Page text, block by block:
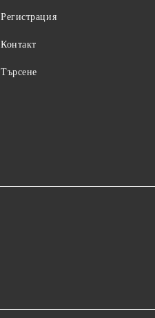
Регистрация
Контакт
Търсене